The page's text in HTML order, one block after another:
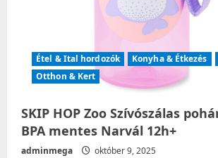
Étel & Ital hordozók Konyha & Étkezés
Otthon & Kert
SKIP HOP Zoo Szívószálas
BPA mentes Narvál 12h+
adminmega október 9, 2025